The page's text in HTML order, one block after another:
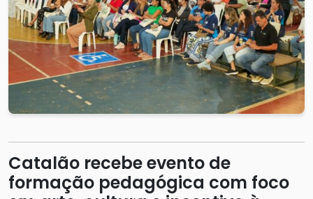
Catalão recebe evento de
formação pedagógica com foco